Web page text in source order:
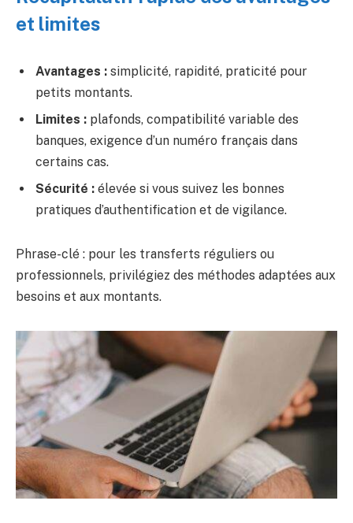
et limites
Avantages : simplicité, rapidité, praticité pour
petits montants.
Limites : plafonds, compatibilité variable des
banques, exigence d’un numéro français dans
certains cas.
Sécurité : élevée si vous suivez les bonnes
pratiques d’authentification et de vigilance.
Phrase-clé : pour les transferts réguliers ou
professionnels, privilégiez des méthodes adaptées aux
besoins et aux montants.